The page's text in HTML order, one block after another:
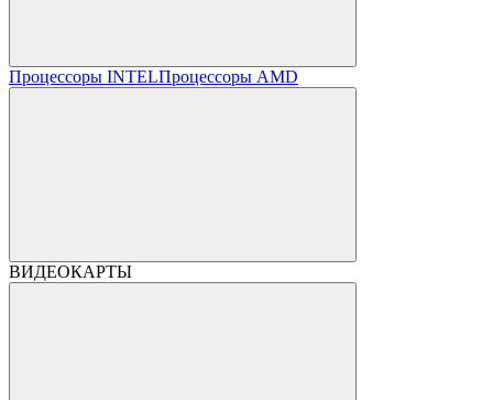
Процессоры INTELПроцессоры AMD
ВИДЕОКАРТЫ